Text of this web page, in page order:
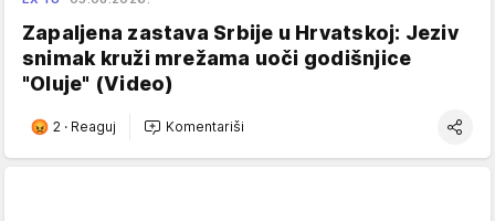
Zapaljena zastava Srbije u Hrvatskoj: Jeziv
snimak kruži mrežama uoči godišnjice
"Oluje" (Video)
2 · Reaguj Komentariši